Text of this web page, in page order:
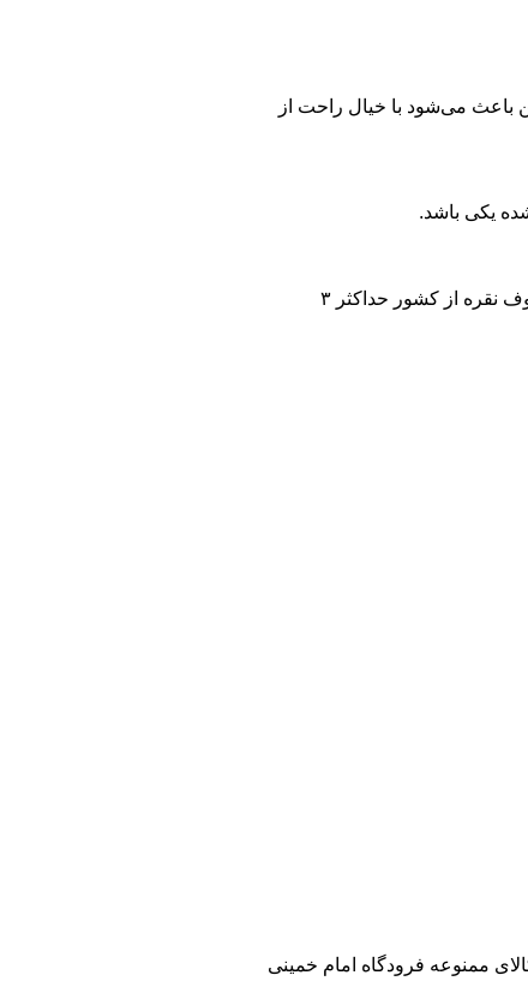
باعث می‌شود با خیال راحت از
یکی باشد.
خروج ظروف نقره از کشور مجاز در نظر گرفته شده، البته به شرطی که جزو آثار تاریخی و فرهنگی نباشد. میزان مجاز خروج ظروف نقره از کشور حداکثر ۳
ممنوعه فرودگاه امام خمینی